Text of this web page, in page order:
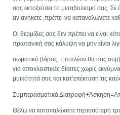
σας εκτοξεύσει το μεταβολισμό σας.
αν ανήκετε ,πρέπει να καταναλώνετε
Οι θερμίδες σας δεν πρέπει να είναι
πρωτεινική σας κάλυψη να μην είναι
σωματικό βάρος. Επιπλέον θα σας
για αποκλειστικές δίαιτες χωρίς
μυικότητά σας και κατ’επέκταση τις
Συμπερασματικά
Θέλω να καταναλώσετε περισσότερη